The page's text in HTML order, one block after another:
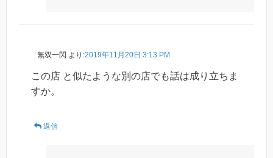
無双一閃 より:2019年11月20日 3:13 PM
この店 と似たような別の店でも話は成り立ちま
すか。
返信